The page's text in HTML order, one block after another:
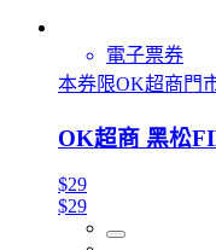
電子票券
本券限OK超商門
OK超商 黑松
$29
$29